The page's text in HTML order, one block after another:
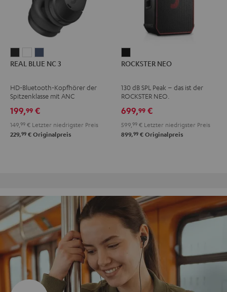
BLUE
3
Night
Black
BLUE
3
Pearl
White
BLUE
3
Steel
REAL BLUE NC 3
HD-Bluetooth-Kopfhörer der
Spitzenklasse mit ANC
199,99 €
149, 99 € Letzter niedrigster Preis
229,99 € Originalpreis
NEO
ROCKSTER NEO
130 dB SPL Peak – das ist der
ROCKSTER NEO.
699,99 €
599, 99 € Letzter niedrigster Preis
899,99 € Originalpreis